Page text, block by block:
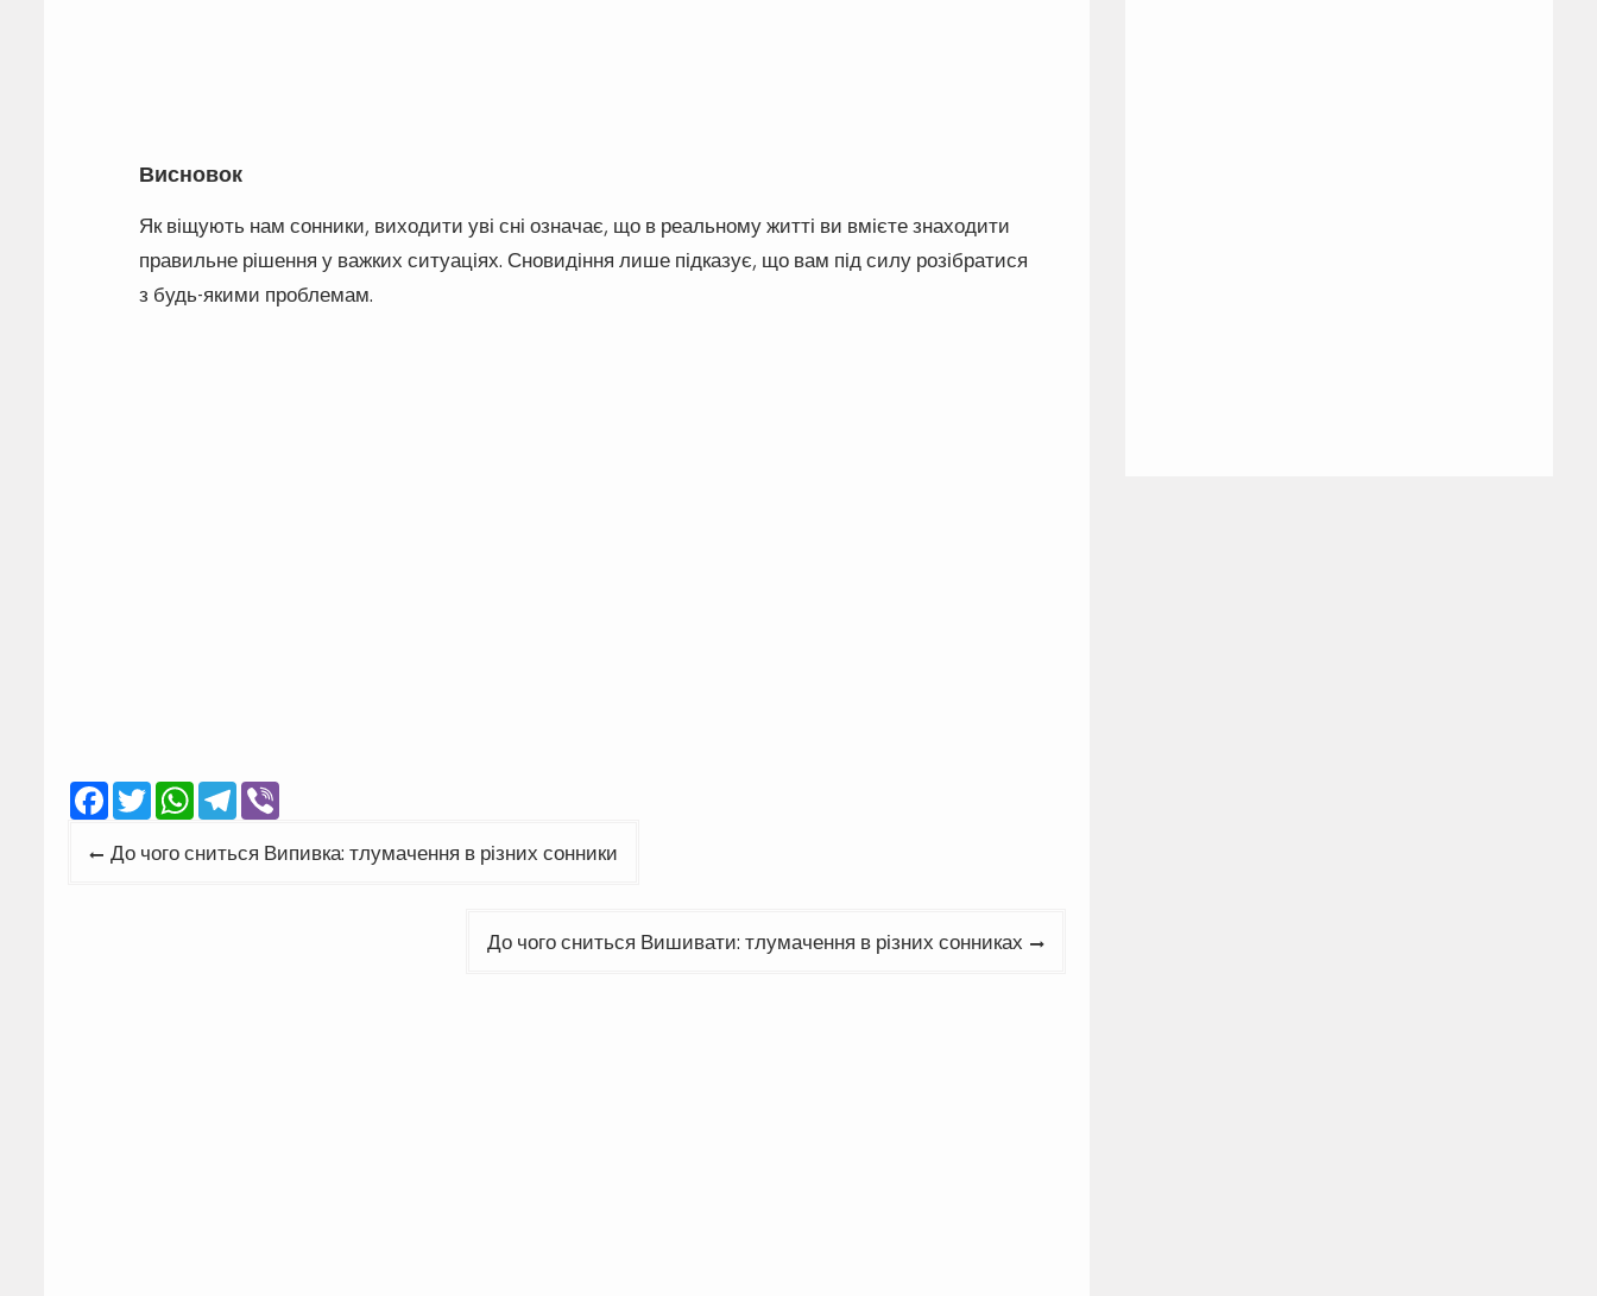
Висновок
Як віщують нам сонники, виходити уві сні означає, що в реальному житті ви вмієте знаходити
правильне рішення у важких ситуаціях. Сновидіння лише підказує, що вам під силу розібратися
з будь-якими проблемам.
Facebook
TwitterWhatsApp
Telegram
Навігація
До чого сниться Випивка: тлумачення в різних сонники
До чого сниться Вишивати: тлумачення в різних сонниках